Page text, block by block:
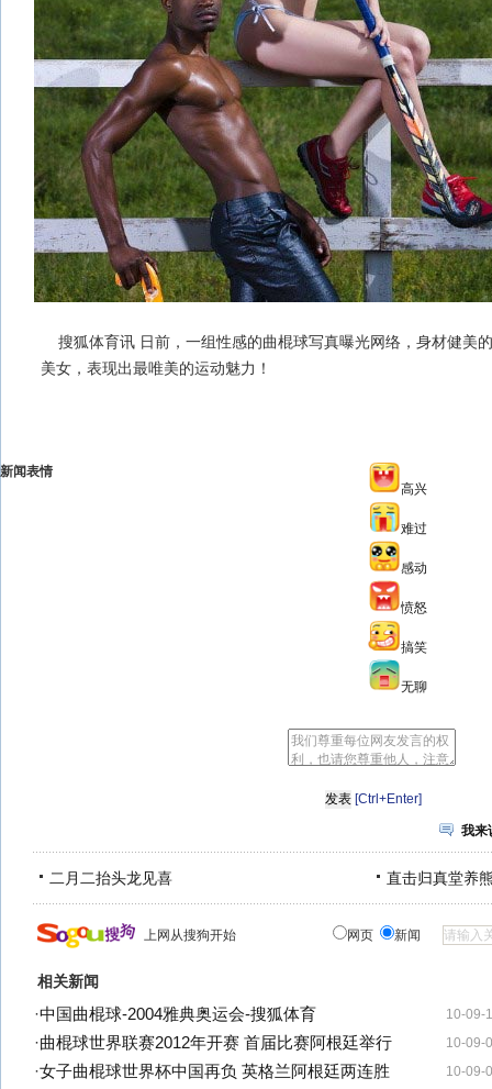
搜狐体育讯 日前，一组性感的曲棍球写真曝光网络，身材健美
美女，表现出最唯美的运动魅力！
新闻表情
高兴
难过
感动
愤怒
搞笑
无聊
[Ctrl+Enter]
我来
二月二抬头龙见喜 直击归真堂养
上网从搜狗开始 网页 新闻
相关新闻
10-09-
·中国曲棍球-2004雅典奥运会-搜狐体育
10-09-
·曲棍球世界联赛2012年开赛 首届比赛阿根廷举行
10-09-
·女子曲棍球世界杯中国再负 英格兰阿根廷两连胜